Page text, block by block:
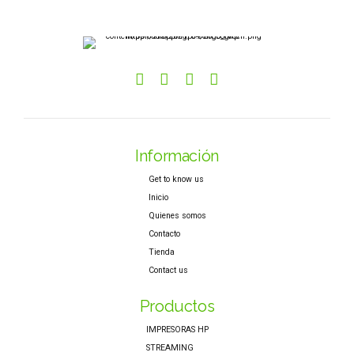
Información
Get to know us
Inicio
Quienes somos
Contacto
Tienda
Contact us
Productos
IMPRESORAS HP
STREAMING